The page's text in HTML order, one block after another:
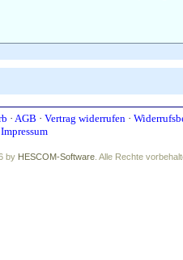
· AGB · Vertrag widerrufen ·
Impressum
by HESCOM-Software . Alle Rechte